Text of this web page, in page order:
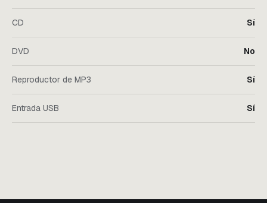
CD Sí
DVD No
Reproductor de MP3 Sí
Entrada USB Sí